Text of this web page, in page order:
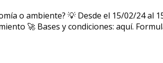
o ambiente? 💡 Desde el 15/02/24 al
🚀 Bases y condiciones: aquí.